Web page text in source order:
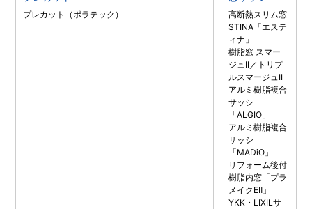
プレカット（ポラテック）
高断熱スリム窓
STINA「エステ
ィナ」
樹脂窓 スマー
ジュII／トリプ
ルスマージュII
アルミ樹脂複合
サッシ
「ALGIO」
アルミ樹脂複合
サッシ
「MADiO」
リフォーム後付
樹脂内窓「プラ
メイクEⅡ」
YKK・LIXILサ